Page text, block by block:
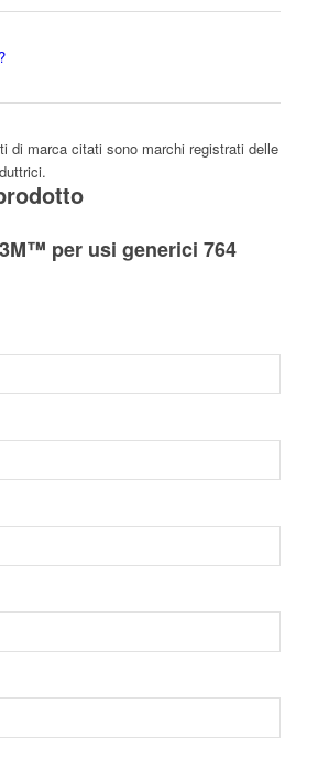
di marca citati sono marchi registrati delle
per usi generici 764